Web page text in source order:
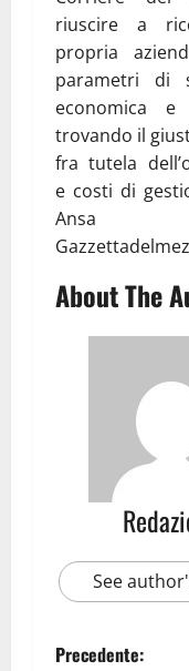
riuscire a
propria
parametri di
economica e
trovando il
fra tutela
e costi di
About The
See
Precedente: